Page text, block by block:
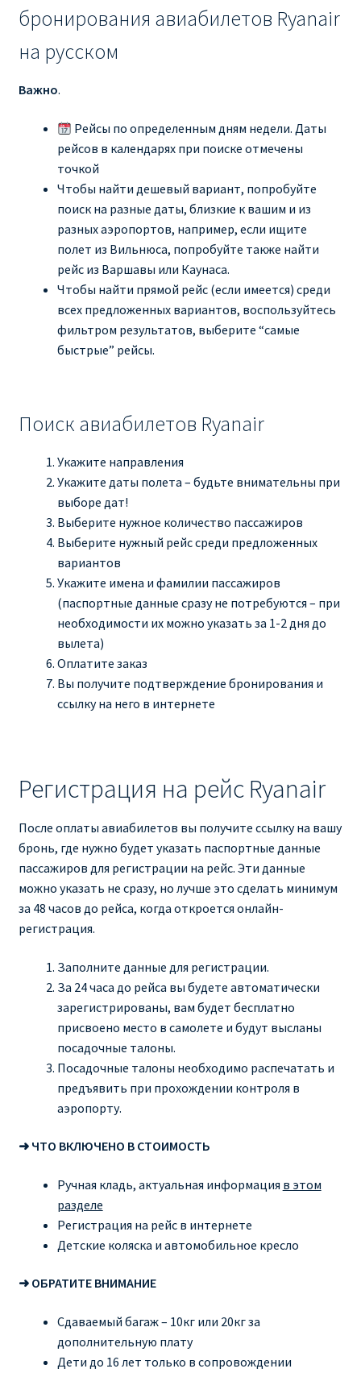
бронирования авиабилетов Ryanair
на русском
Важно.
Рейсы по определенным дням недели. Даты
рейсов в календарях при поиске отмечены
точкой
Чтобы найти дешевый вариант, попробуйте
поиск на разные даты, близкие к вашим и из
разных аэропортов, например, если ищите
полет из Вильнюса, попробуйте также найти
рейс из Варшавы или Каунаса.
Чтобы найти прямой рейс (если имеется) среди
всех предложенных вариантов, воспользуйтесь
фильтром результатов, выберите “самые
быстрые” рейсы.
Поиск авиабилетов Ryanair
Укажите направления
Укажите даты полета – будьте внимательны при
выборе дат!
Выберите нужное количество пассажиров
Выберите нужный рейс среди предложенных
вариантов
Укажите имена и фамилии пассажиров
(паспортные данные сразу не потребуются – при
необходимости их можно указать за 1-2 дня до
вылета)
Оплатите заказ
Вы получите подтверждение бронирования и
ссылку на него в интернете
Регистрация на рейс Ryanair
После оплаты авиабилетов вы получите ссылку на вашу
бронь, где нужно будет указать паспортные данные
пассажиров для регистрации на рейс. Эти данные
можно указать не сразу, но лучше это сделать минимум
за 48 часов до рейса, когда откроется онлайн-
регистрация.
Заполните данные для регистрации.
За 24 часа до рейса вы будете автоматически
зарегистрированы, вам будет бесплатно
присвоено место в самолете и будут высланы
посадочные талоны.
Посадочные талоны необходимо распечатать и
предъявить при прохождении контроля в
аэропорту.
➜ ЧТО ВКЛЮЧЕНО В СТОИМОСТЬ
Ручная кладь, актуальная информация в этом
разделе
Регистрация на рейс в интернете
Детские коляска и автомобильное кресло
➜ ОБРАТИТЕ ВНИМАНИЕ
Сдаваемый багаж – 10кг или 20кг за
дополнительную плату
Дети до 16 лет только в сопровождении